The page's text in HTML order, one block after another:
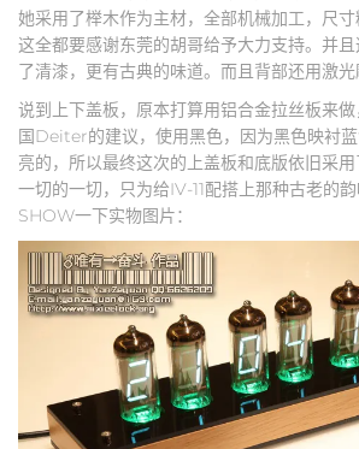
她采用了榉木作为主材，全部机械加工，尺寸
这全都要感谢东莞的胡哥给予大力支持。并
了清漆，更有古典的味道。而且背部还用激
说到上下盖板，原本打算用铝合金拉丝板来
国Deiter的建议，使用黑色，因为黑色映衬
亮的，所以最终这次的上盖板和底版依旧采用
一切的一切，只为给IV-11配搭上那种古老的
SHOW一下实物图片：